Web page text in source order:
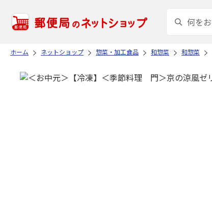
ホーム ネットショップ 惣菜・加工食品 和惣菜 和惣菜